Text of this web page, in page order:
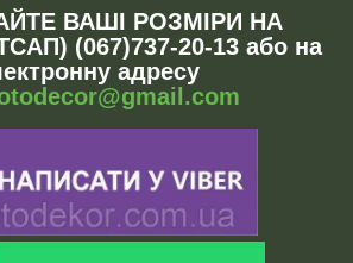
ВАШІ РОЗМІРИ НА
(067)737-20-13 або на
адресу